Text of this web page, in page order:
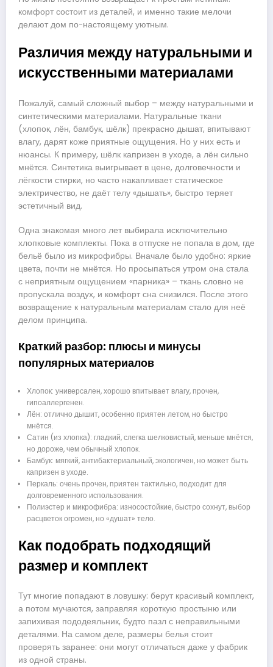
комфорт состоит из деталей, и именно такие мелочи
делают дом по-настоящему уютным.
Различия между натуральными и
искусственными материалами
Пожалуй, самый сложный выбор – между натуральными и
синтетическими материалами. Натуральные ткани
(хлопок, лён, бамбук, шёлк) прекрасно дышат, впитывают
влагу, дарят коже приятные ощущения. Но у них есть и
нюансы. К примеру, шёлк капризен в уходе, а лён сильно
мнётся. Синтетика выигрывает в цене, долговечности и
лёгкости стирки, но часто накапливает статическое
электричество, не даёт телу «дышать», быстро теряет
эстетичный вид.
Одна знакомая много лет выбирала исключительно
хлопковые комплекты. Пока в отпуске не попала в дом, где
бельё было из микрофибры. Вначале было удобно: яркие
цвета, почти не мнётся. Но просыпаться утром она стала
с неприятным ощущением «парника» – ткань словно не
пропускала воздух, и комфорт сна снизился. После этого
возвращение к натуральным материалам стало для неё
делом принципа.
Краткий разбор: плюсы и минусы
популярных материалов
Хлопок: универсален, хорошо впитывает влагу, прочен,
гипоаллергенен.
Лён: отлично дышит, особенно приятен летом, но быстро
мнётся.
Сатин (из хлопка): гладкий, слегка шелковистый, меньше мнётся,
но дороже, чем обычный хлопок.
Бамбук: мягкий, антибактериальный, экологичен, но может быть
капризен в уходе.
Перкаль: очень прочен, приятен тактильно, подходит для
долговременного использования.
Полиэстер и микрофибра: износостойкие, быстро сохнут, выбор
расцветок огромен, но «душат» тело.
Как подобрать подходящий
размер и комплект
Тут многие попадают в ловушку: берут красивый комплект,
а потом мучаются, заправляя короткую простыню или
запихивая пододеяльник, будто пазл с неправильными
деталями. На самом деле, размеры белья стоит
проверять заранее: они могут отличаться даже у фабрик
из одной страны.